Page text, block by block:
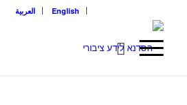
English العربية